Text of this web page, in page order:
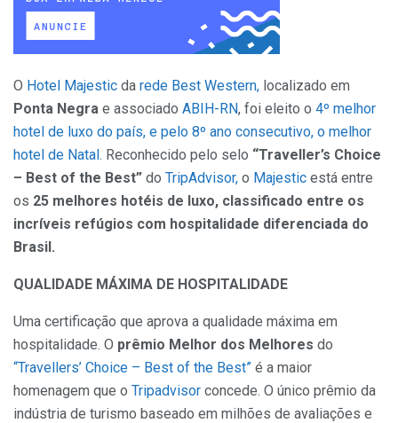
O Hotel Majestic da rede Best Western, localizado em
Ponta Negra e associado ABIH-RN, foi eleito o 4º melhor
hotel de luxo do país, e pelo 8º ano consecutivo, o melhor
hotel de Natal. Reconhecido pelo selo “Traveller’s Choice
– Best of the Best” do TripAdvisor, o Majestic está entre
os 25 melhores hotéis de luxo, classificado entre os
incríveis refúgios com hospitalidade diferenciada do
Brasil.
QUALIDADE MÁXIMA DE HOSPITALIDADE
Uma certificação que aprova a qualidade máxima em
hospitalidade. O prêmio Melhor dos Melhores do
“Travellers’ Choice – Best of the Best” é a maior
homenagem que o Tripadvisor concede. O único prêmio da
indústria de turismo baseado em milhões de avaliações e